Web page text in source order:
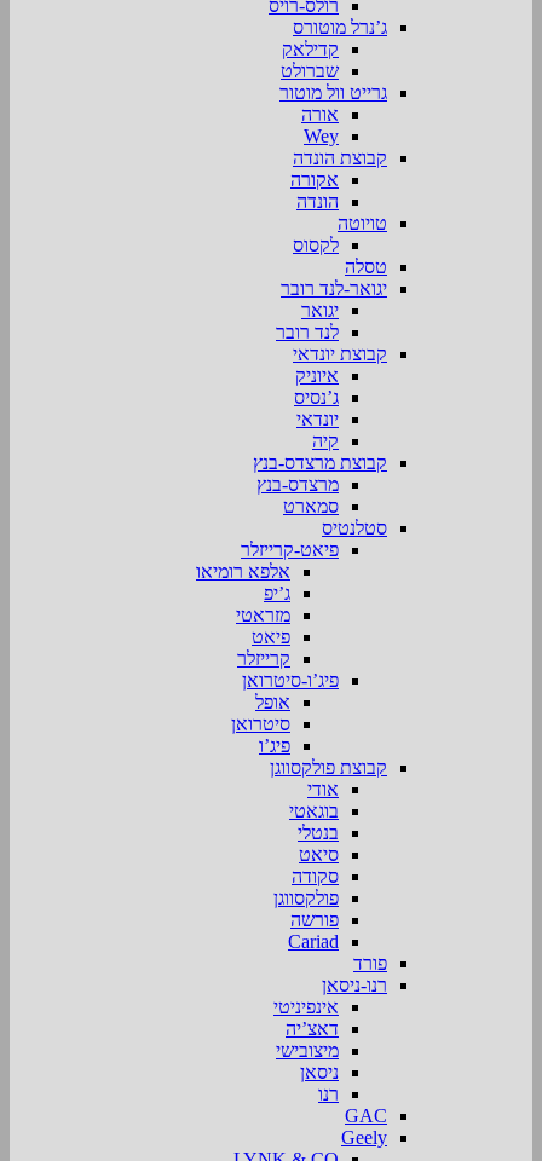
רולס-רויס
ג’נרל מוטורס
קדילאק
שברולט
גרייט וול מוטור
אורה
Wey
קבוצת הונדה
אקורה
הונדה
טויוטה
לקסוס
טסלה
יגואר-לנד רובר
יגואר
לנד רובר
קבוצת יונדאי
איוניק
ג’נסיס
יונדאי
קיה
קבוצת מרצדס-בנץ
מרצדס-בנץ
סמארט
סטלנטיס
פיאט-קרייזלר
אלפא רומיאו
ג’יפ
מזראטי
פיאט
קרייזלר
פיג’ו-סיטרואן
אופל
סיטרואן
פיג’ו
קבוצת פולקסווגן
אודי
בוגאטי
בנטלי
סיאט
סקודה
פולקסווגן
פורשה
Cariad
פורד
רנו-ניסאן
אינפיניטי
דאצ’יה
מיצובישי
ניסאן
רנו
GAC
Geely